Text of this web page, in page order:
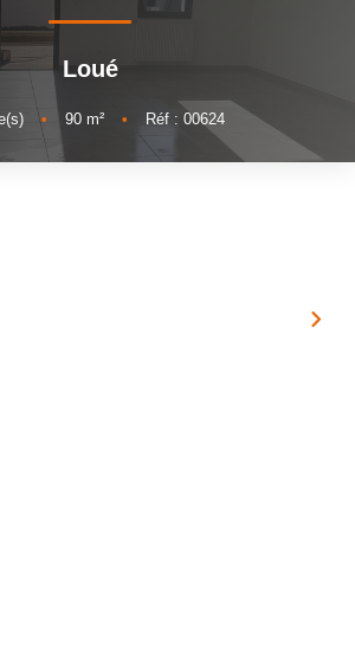
ESTIMATION
BIENS VENDUS
Loué
• 90m² • Réf : 00624